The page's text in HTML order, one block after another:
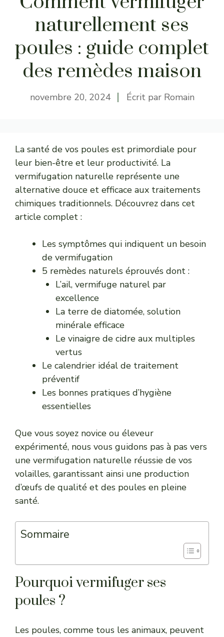
naturellement ses
poules : guide complet
des remèdes maison
novembre 20, 2024 Écrit par Romain
La santé de vos poules est primordiale pour
leur bien-être et leur productivité. La
vermifugation naturelle représente une
alternative douce et efficace aux traitements
chimiques traditionnels. Découvrez dans cet
article complet :
Les symptômes qui indiquent un besoin
de vermifugation
5 remèdes naturels éprouvés dont :
L’ail, vermifuge naturel par
excellence
La terre de diatomée, solution
minérale efficace
Le vinaigre de cidre aux multiples
vertus
Le calendrier idéal de traitement
préventif
Les bonnes pratiques d’hygiène
essentielles
Que vous soyez novice ou éleveur
expérimenté, nous vous guidons pas à pas vers
une vermifugation naturelle réussie de vos
volailles, garantissant ainsi une production
d’œufs de qualité et des poules en pleine
santé.
Sommaire
Pourquoi vermifuger ses
poules ?
Les poules, comme tous les animaux, peuvent